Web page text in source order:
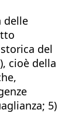
delle
del
cioè della
5)